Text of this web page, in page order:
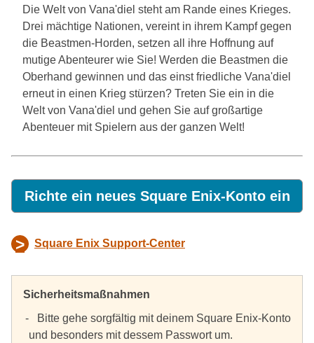
Die Welt von Vana'diel steht am Rande eines Krieges.
Drei mächtige Nationen, vereint in ihrem Kampf gegen
die Beastmen-Horden, setzen all ihre Hoffnung auf
mutige Abenteurer wie Sie! Werden die Beastmen die
Oberhand gewinnen und das einst friedliche Vana'diel
erneut in einen Krieg stürzen? Treten Sie ein in die
Welt von Vana'diel und gehen Sie auf großartige
Abenteuer mit Spielern aus der ganzen Welt!
Richte ein neues Square Enix-Konto ein
> Square Enix Support-Center
Sicherheitsmaßnahmen
Bitte gehe sorgfältig mit deinem Square Enix-Konto
und besonders mit dessem Passwort um.